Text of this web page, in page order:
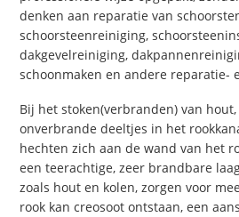
denken aan reparatie van
schoorsteenreiniging,
dakgevelreiniging,
schoonmaken en andere reparatie-
Bij het stoken(verbranden) van
onverbrande deeltjes in het
hechten zich aan de wand van het
een teerachtige, zeer brandbare
zoals hout en kolen, zorgen voor
rook kan creosoot ontstaan, een